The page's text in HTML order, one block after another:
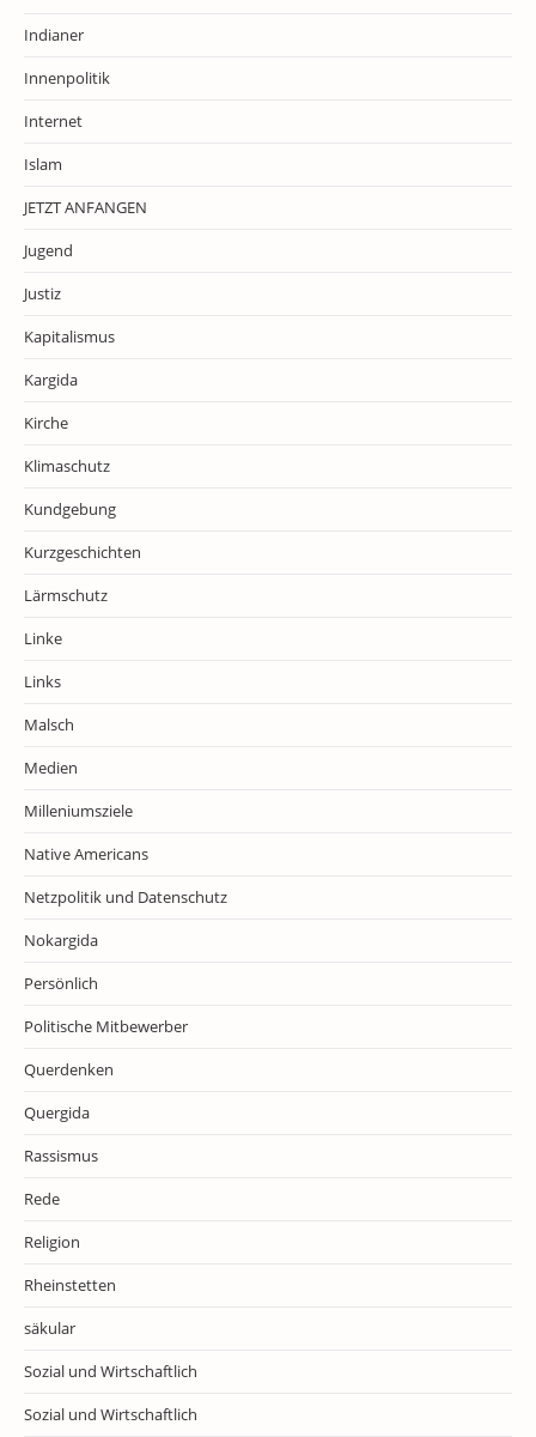
Indianer
Innenpolitik
Internet
Islam
JETZT ANFANGEN
Jugend
Justiz
Kapitalismus
Kargida
Kirche
Klimaschutz
Kundgebung
Kurzgeschichten
Lärmschutz
Linke
Links
Malsch
Medien
Milleniumsziele
Native Americans
Netzpolitik und Datenschutz
Nokargida
Persönlich
Politische Mitbewerber
Querdenken
Quergida
Rassismus
Rede
Religion
Rheinstetten
säkular
Sozial und Wirtschaftlich
Sozial und Wirtschaftlich